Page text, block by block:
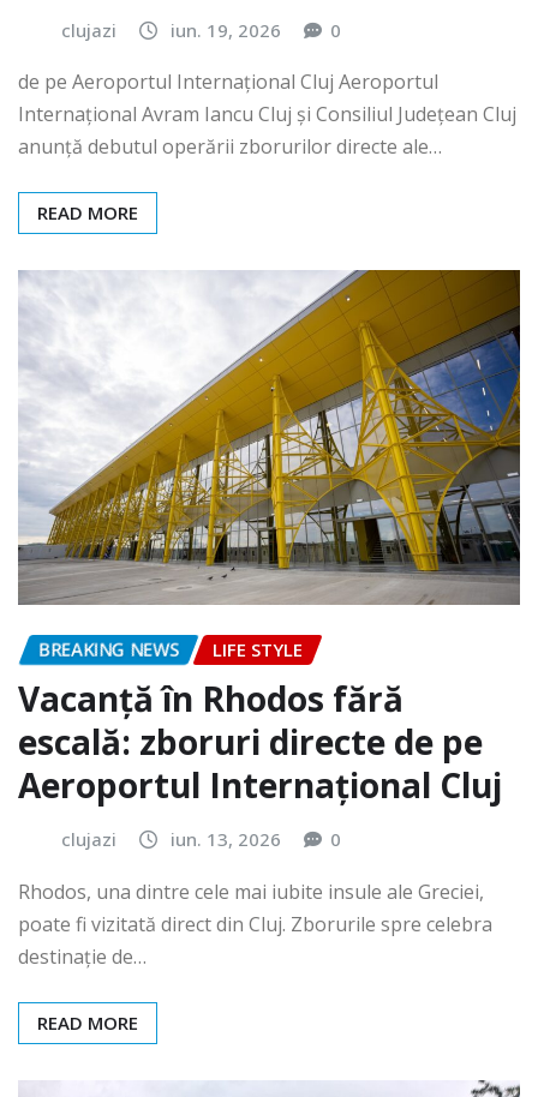
clujazi iun. 19, 2026 0
de pe Aeroportul Internaţional Cluj Aeroportul
Internațional Avram Iancu Cluj și Consiliul Județean Cluj
anunță debutul operării zborurilor directe ale…
READ MORE
BREAKING NEWS LIFE STYLE
Vacanță în Rhodos fără
escală: zboruri directe de pe
Aeroportul Internațional Cluj
clujazi iun. 13, 2026 0
Rhodos, una dintre cele mai iubite insule ale Greciei,
poate fi vizitată direct din Cluj. Zborurile spre celebra
destinație de…
READ MORE